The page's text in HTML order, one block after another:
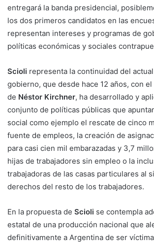
entregará la banda presidencial,
los dos primeros candidatos en las
representan intereses y programas de
políticas económicas y sociales
Scioli representa la continuidad del
gobierno, que desde hace 12 años, con
de Néstor Kirchner, ha desarrollado y
conjunto de políticas públicas que
social como ejemplo el rescate de cinco
fuente de empleos, la creación de
para casi cien mil embarazadas y 3,7
hijas de trabajadores sin empleo o la
trabajadoras de las casas particulares al
derechos del resto de los trabajadores.
En la propuesta de Scioli se contempla
estatal de una producción nacional que
definitivamente a Argentina de ser